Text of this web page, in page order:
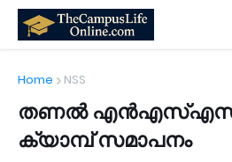
Home NSS
തണൽ എൻഎസ്എസ്
ക്യാമ്പ് സമാപനം